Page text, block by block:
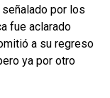
por los
fue aclarado
a su regreso
ya por otro